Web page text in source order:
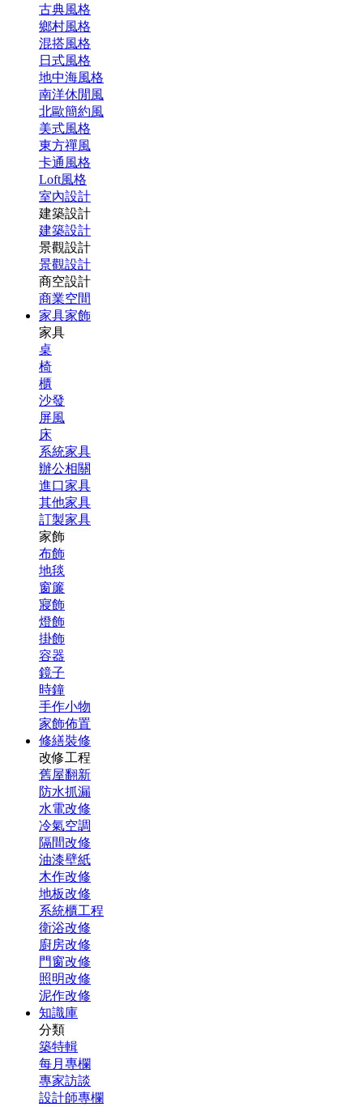
古典風格
鄉村風格
混搭風格
日式風格
地中海風格
南洋休閒風
北歐簡約風
美式風格
東方禪風
卡通風格
Loft風格
室內設計
建築設計
建築設計
景觀設計
景觀設計
商空設計
商業空間
家具家飾
家具
桌
椅
櫃
沙發
屏風
床
系統家具
辦公相關
進口家具
其他家具
訂製家具
家飾
布飾
地毯
窗簾
寢飾
燈飾
掛飾
容器
鏡子
時鐘
手作小物
家飾佈置
修繕裝修
改修工程
舊屋翻新
防水抓漏
水電改修
冷氣空調
隔間改修
油漆壁紙
木作改修
地板改修
系統櫃工程
衛浴改修
廚房改修
門窗改修
照明改修
泥作改修
知識庫
分類
築特輯
每月專欄
專家訪談
設計師專欄